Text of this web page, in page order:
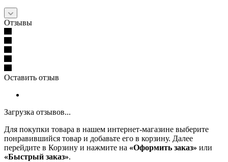
Отзывы
Оставить отзыв
Загрузка отзывов...
Для покупки товара в нашем интернет-магазине выберите
понравившийся товар и добавьте его в корзину. Далее
перейдите в Корзину и нажмите на «Оформить заказ» или
«Быстрый заказ».